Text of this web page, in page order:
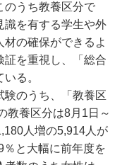
のうち教養区分で
識を有する学生や外
の確保ができるよ
証を重視し、「総合
る。
のうち、「教養区
教養区分は8月1日～
人増の5,914人が
と大幅に前年度を